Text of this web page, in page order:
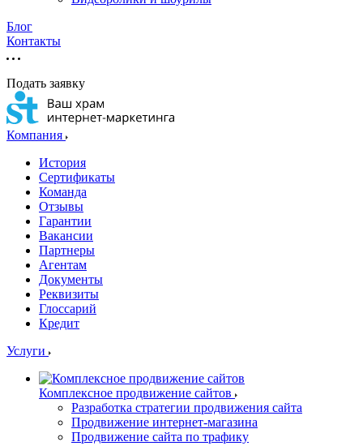
Блог
Контакты
Подать заявку
Компания
История
Сертификаты
Команда
Отзывы
Гарантии
Вакансии
Партнеры
Агентам
Документы
Реквизиты
Глоссарий
Кредит
Услуги
Комплексное продвижение сайтов
Разработка стратегии продвижения сайта
Продвижение интернет-магазина
Продвижение сайта по трафику